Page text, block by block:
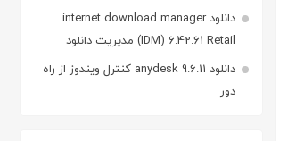
دانلود internet download manager
(IDM) 6.42.61 Retail مدیریت دانلود
دانلود anydesk 9.6.11 کنترل ویندوز از راه
دور